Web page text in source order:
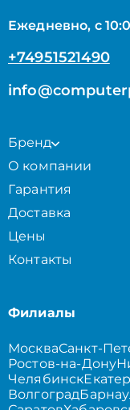
Ежедневно, с
+74951521490
Бренд
О компании
Гарантия
Доставка
Цены
Контакты
Филиалы
МоскваСанкт-
Ростов-на-Дону
Челябинск
Волгоград